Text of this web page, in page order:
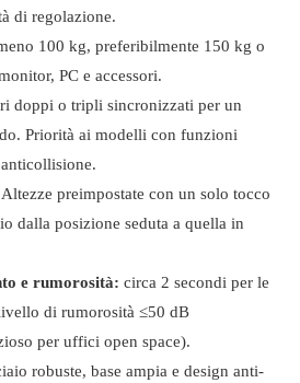
di regolazione.
100 kg, preferibilmente 150 kg o
PC e accessori.
doppi o tripli sincronizzati per un
Priorità ai modelli con funzioni
Altezze preimpostate con un solo tocco
dalla posizione seduta a quella in
e rumorosità: circa 2 secondi per le
di rumorosità ≤50 dB
per uffici open space).
robuste, base ampia e design anti-